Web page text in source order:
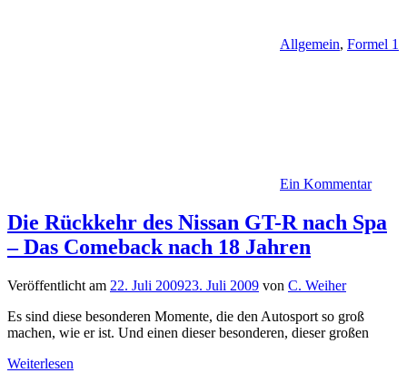
Allgemein, Formel 1
Ein Kommentar
Die Rückkehr des Nissan GT-R nach Spa
– Das Comeback nach 18 Jahren
Veröffentlicht am 22. Juli 200923. Juli 2009 von C. Weiher
Es sind diese besonderen Momente, die den Autosport so groß
machen, wie er ist. Und einen dieser besonderen, dieser großen
Weiterlesen